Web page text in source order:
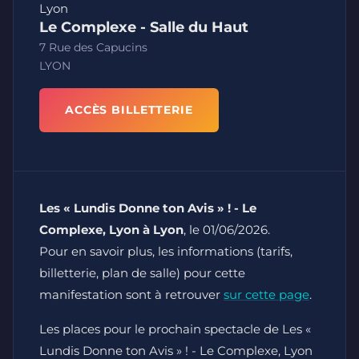
Lyon
Le Complexe - Salle du Haut
7 Rue des Capucins
LYON
ACCÈS BILLETTERIE
Les « Lundis Donne ton Avis » ! - Le
Complexe, Lyon à Lyon, le 01/06/2026.
Pour en savoir plus, les informations (tarifs,
billetterie, plan de salle) pour cette
manifestation sont à retrouver sur cette page.
Les places pour le prochain spectacle de Les «
Lundis Donne ton Avis » ! - Le Complexe, Lyon